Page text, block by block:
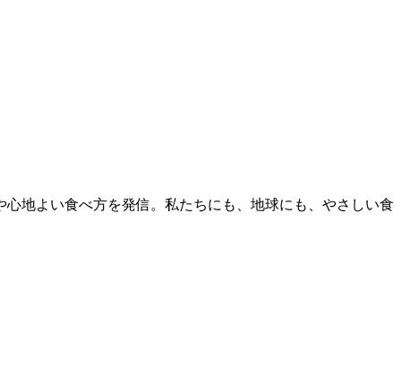
地よい食べ方を発信。私たちにも、地球にも、やさしい食